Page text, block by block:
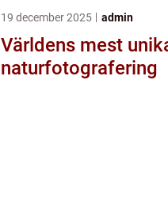
19 december 2025 admin
Världens mest
naturfotografering